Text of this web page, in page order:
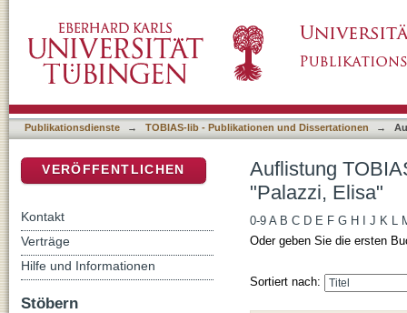
Publikationsdienste → TOBIAS-lib - Publikationen und Dissertationen →
Auflistung
"Palazzi, Elisa"
0-9 A B C D E F G H J K L
Oder geben Sie die ersten
Sortiert nach:
VERÖFFENTLICHEN
Kontakt
Verträge
Hilfe und Informationen
Stöbern